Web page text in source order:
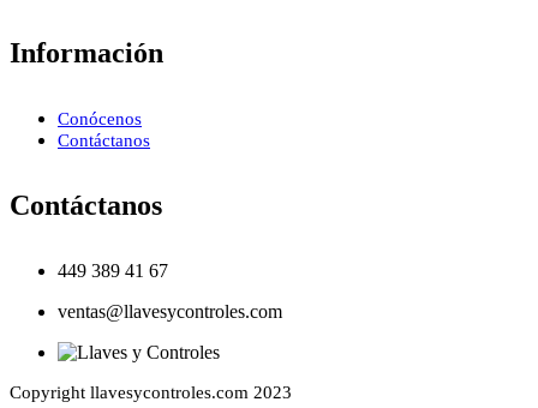
Información
Conócenos
Contáctanos
Contáctanos
449 389 41 67
ventas@llavesycontroles.com
Copyright llavesycontroles.com 2023